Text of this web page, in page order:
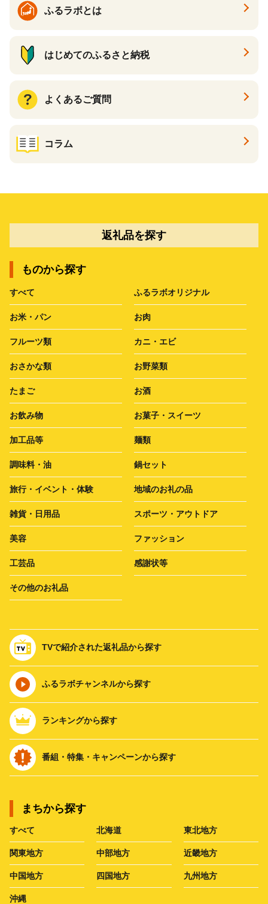
ふるラボとは
はじめてのふるさと納税
よくあるご質問
コラム
返礼品を探す
ものから探す
すべて ふるラボオリジナル
お米・パン お肉
フルーツ類 カニ・エビ
おさかな類 お野菜類
たまご お酒
お飲み物 お菓子・スイーツ
加工品等 麺類
調味料・油 鍋セット
旅行・イベント・体験 地域のお礼の品
雑貨・日用品 スポーツ・アウトドア
美容 ファッション
工芸品 感謝状等
その他のお礼品
TVで紹介された返礼品から探す
ふるラボチャンネルから探す
ランキングから探す
番組・特集・キャンペーンから探す
まちから探す
すべて 北海道 東北地方
関東地方 中部地方 近畿地方
中国地方 四国地方 九州地方
沖縄